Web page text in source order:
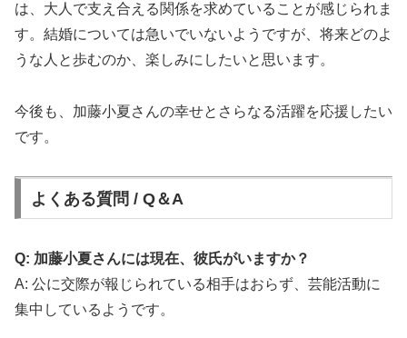
は、大人で支え合える関係を求めていることが感じられま
す。結婚については急いでいないようですが、将来どのよ
うな人と歩むのか、楽しみにしたいと思います。
今後も、加藤小夏さんの幸せとさらなる活躍を応援したい
です。
よくある質問 / Q＆A
Q: 加藤小夏さんには現在、彼氏がいますか？
A: 公に交際が報じられている相手はおらず、芸能活動に
集中しているようです。